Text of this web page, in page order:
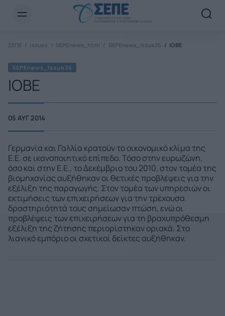
ΣΕΠΕ Issues SEPEnews_html SEPEnews_Issue36 ΙΟΒΕ
SEPEnews_Issue36
ΙΟΒΕ
05 ΑΥΓ 2014
Γερμανία και Γαλλία κρατούν το οικονομικό κλίμα της
Ε.Ε. σε ικανοποιητικό επίπεδο. Τόσο στην ευρωζώνη,
όσο και στην Ε.Ε., το Δεκέμβριο του 2010, στον τομέα της
βιομηχανίας αυξήθηκαν οι θετικές προβλέψεις για την
εξέλιξη της παραγωγής. Στον τομέα των υπηρεσιών οι
εκτιμήσεις των επιχειρήσεων για την τρέχουσα
δραστηριότητά τους σημείωσαν πτώση, ενώ οι
προβλέψεις των επιχειρήσεων για τη βραχυπρόθεσμη
εξέλιξη της ζήτησης περιορίστηκαν οριακά. Στο
λιανικό εμπόριο οι σχετικοί δείκτες αυξήθηκαν.
Newsletter Email*